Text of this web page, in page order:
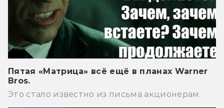
Пятая «Матрица» всё ещё в планах Warner
Bros.
Это стало известно из письма акционерам.